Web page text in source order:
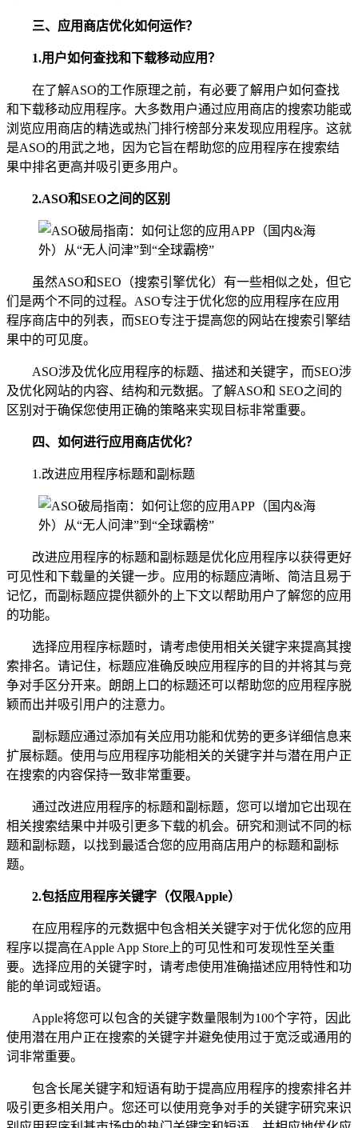
三、 应用商店优化如何运作？
1.用户如何查找和下载移动应用？
在了解ASO的工作原理之前，有必要了解用户如何查找
和下载移动应用程序。大多数用户通过应用商店的搜索功能或
浏览应用商店的精选或热门排行榜部分来发现应用程序。这就
是ASO的用武之地，因为它旨在帮助您的应用程序在搜索结
果中排名更高并吸引更多用户。
2.ASO和SEO之间的区别
虽然ASO和SEO（搜索引擎优化）有一些相似之处，但它
们是两个不同的过程。ASO专注于优化您的应用程序在应用
程序商店中的列表，而SEO专注于提高您的网站在搜索引擎结
果中的可见度。
ASO涉及优化应用程序的标题、描述和关键字，而SEO涉
及优化网站的内容、结构和元数据。了解ASO和 SEO之间的
区别对于确保您使用正确的策略来实现目标非常重要。
四、 如何进行应用商店优化？
1.改进应用程序标题和副标题
改进应用程序的标题和副标题是优化应用程序以获得更好
可见性和下载量的关键一步。应用的标题应清晰、简洁且易于
记忆，而副标题应提供额外的上下文以帮助用户了解您的应用
的功能。
选择应用程序标题时，请考虑使用相关关键字来提高其搜
索排名。请记住，标题应准确反映应用程序的目的并将其与竞
争对手区分开来。朗朗上口的标题还可以帮助您的应用程序脱
颖而出并吸引用户的注意力。
副标题应通过添加有关应用功能和优势的更多详细信息来
扩展标题。使用与应用程序功能相关的关键字并与潜在用户正
在搜索的内容保持一致非常重要。
通过改进应用程序的标题和副标题，您可以增加它出现在
相关搜索结果中并吸引更多下载的机会。研究和测试不同的标
题和副标题，以找到最适合您的应用商店用户的标题和副标
题。
2.包括应用程序关键字（仅限Apple）
在应用程序的元数据中包含相关关键字对于优化您的应用
程序以提高在Apple App Store上的可见性和可发现性至关重
要。选择应用的关键字时，请考虑使用准确描述应用特性和功
能的单词或短语。
Apple将您可以包含的关键字数量限制为100个字符，因此
使用潜在用户正在搜索的关键字并避免使用过于宽泛或通用的
词非常重要。
包含长尾关键字和短语有助于提高应用程序的搜索排名并
吸引更多相关用户。您还可以使用竞争对手的关键字研究来识